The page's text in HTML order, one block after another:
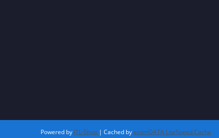
Powered by JTL-Shop | Cached byecomDATA LiteSpeed Cache